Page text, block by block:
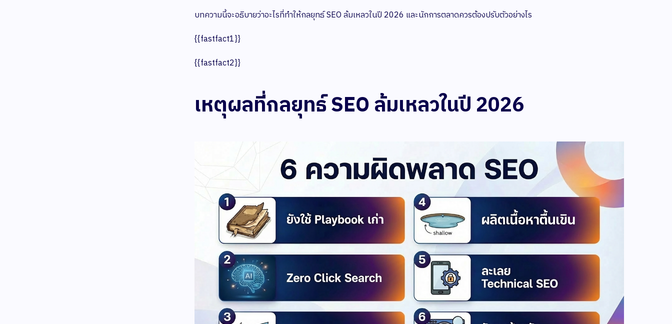
บทความนี้จะอธิบายว่าอะไรที่ทำให้กลยุทธ์ SEO ล้มเหลวในปี 2026 และนักการตลาดควรต้องปรับตัวอย่างไร
{{fastfact1}}
{{fastfact2}}
เหตุผลที่กลยุทธ์ SEO ล้มเหลวในปี 2026